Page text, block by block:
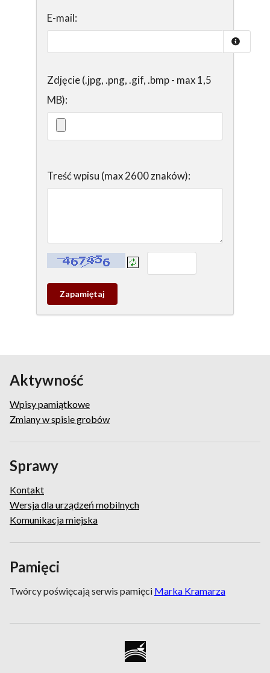
E-mail:
Zdjęcie (.jpg, .png, .gif, .bmp - max 1,5
MB):
Treść wpisu (max 2600 znaków):
Kontrola - wprowadź tekst z obrazka:
Zapamietaj
wpis
Aktywność
Wpisy pamiątkowe
Zmiany w spisie grobów
Sprawy
Kontakt
Wersja dla urządzeń mobilnych
Komunikacja miejska
Pamięci
Twórcy poświęcają serwis pamięci Marka Kramarza